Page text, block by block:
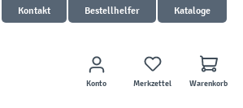
Kontakt Bestellhelfer Kataloge
Konto Merkzettel Warenkorb